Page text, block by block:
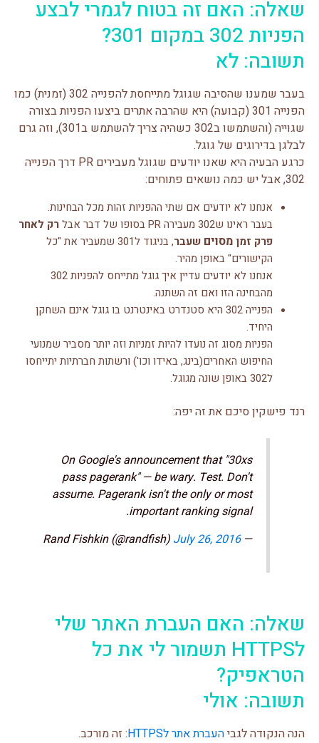
שאלה: האם זה בטוח לגמרי לבצע
הפניות 302 במקום 301?
תשובה: לא
בעבר שמענו שהסיבה שגוגל מתייחסת להפנייה 302 (זמנית) כמו
הפנייה 301 (קבועה) היא שהרבה אתרים ביצעו הפניות בצורה
שגוייה (והשתמשו ב302 כשהיה צריך להשתמש ב301), וזה גרם
לבלגן בדירוגים של גוגל.
כרגע הבעיה היא שאנו יודעים שגוגל מעבירים PR דרך הפנייה
302, אבל יש כמה נושאים פתוחים:
אנחנו לא יודעים אם שתי ההפניות זהות מכל הבחינות.
בעבר ראינו ש302 מעבירה PR בסופו של דבר אבל
רק לאחר
פרק זמן מסוים שעבר
, בניגוד ל301 שמעביר את "כל
הקישורים" באופן מהיר.
אנחנו לא יודעים עדיין איך גוגל מתייחס להפניות 302
מהבחינה הזו ואם זה השתנה.
הפנייה 302 היא סטנדרט באינטרנט בו גוגל אינם השחקן
היחיד.
הפניות מסוג זה נועדו להיות זמניות וזה יותר מסביר שמנועי
החיפוש האחרים(בינג, באידו וכו') ורשתות חברתיות יתייחסו
ל302 באופן שונה מגוגל.
רנד פישקין סיכם את זה יפה:
On Google's announcement that "30xs
pass pagerank" — be wary. Test. Don't
assume. Pagerank isn't the only or most
important ranking signal.
— Rand Fishkin (@randfish)
July 26, 2016
שאלה: האם העברת האתר שלי
לHTTPS תשמור לי את כל
הטראפיק?
תשובה: אולי
הנה הנקודה לגביהעברת אתר לHTTPS
: זה מורכב.